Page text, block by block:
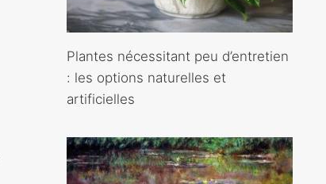
Plantes nécessitant peu d’entretien
: les options naturelles et
artificielles